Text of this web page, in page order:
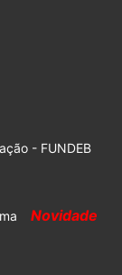
- FUNDEB
Novidade